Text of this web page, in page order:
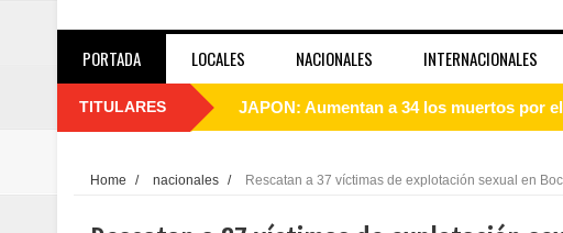
PORTADA LOCALES NACIONALES INTERNACIONALES
TITULARES JAPON: Aumentan a 34 los muertos por
Dirección Provincial de Salud San Juan
Home / nacionales / Rescatan a 37 víctimas de explotación sexual en